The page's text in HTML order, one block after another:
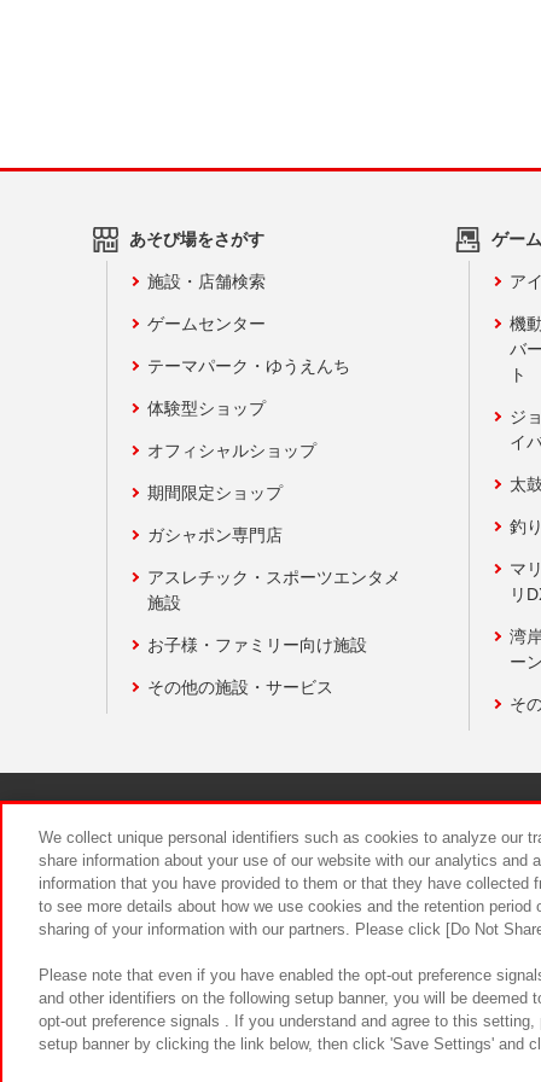
あそび場をさがす
施設・店舗検索
ゲームセンター
テーマパーク・ゆうえんち
体験型ショップ
オフィシャルショップ
期間限定ショップ
ガシャポン専門店
アスレチック・スポーツエンタメ
施設
お子様・ファミリー向け施設
その他の施設・サービス
ゲー
ア
機
バ
ト
ジ
イ
太
釣
マ
リ
湾
ー
そ
食品のご
We collect unique personal identifiers such as cookies to analyze our
share information about your use of our website with our analytics and
information that you have provided to them or that they have
to see more details about how we use cookies and the retention
sharing of your information with our partners. Please click [Do Not
Please note that even if you have enabled the opt-out preference
and other identifiers on the following setup banner, you will be
opt-out preference signals . If you understand and agree to this
setup banner by clicking the link below, then click 'Save Settings' and